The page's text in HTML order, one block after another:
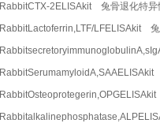
RabbitCTX-2ELISAkit 兔骨退化特异
RabbitLactoferrin,LTF/LFELISAkit